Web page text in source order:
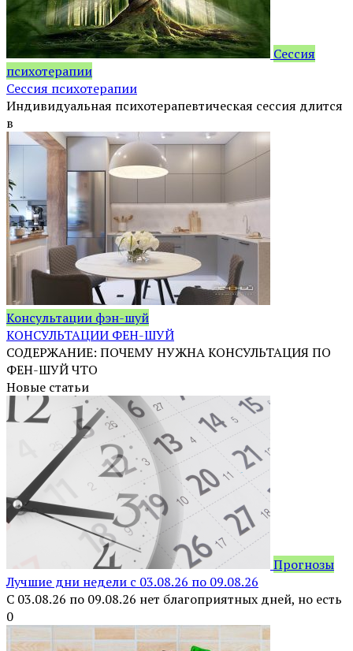
Сессия
психотерапии
Сессия психотерапии
Индивидуальная психотерапевтическая сессия длится
в
Консультации фэн-шуй
КОНСУЛЬТАЦИИ ФЕН-ШУЙ
СОДЕРЖАНИЕ: ПОЧЕМУ НУЖНА КОНСУЛЬТАЦИЯ ПО
ФЕН-ШУЙ ЧТО
Новые статьи
Прогнозы
Лучшие дни недели с 03.08.26 по 09.08.26
С 03.08.26 по 09.08.26 нет благоприятных дней, но есть
0